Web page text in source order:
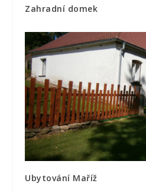
Zahradní domek
Ubytování Maříž